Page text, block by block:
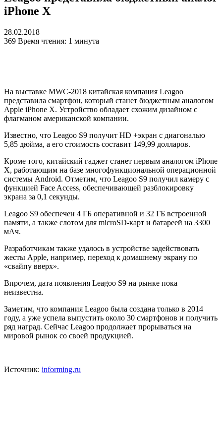
iPhone X
28.02.2018
369 Время чтения: 1 минута
На выставке MWC-2018 китайская компания Leagoo
представила смартфон, который станет бюджетным аналогом
Apple iPhone X. Устройство обладает схожим дизайном с
флагманом американской компании.
Известно, что Leagoo S9 получит HD +экран с диагональю
5,85 дюйма, а его стоимость составит 149,99 долларов.
Кроме того, китайский гаджет станет первым аналогом iPhone
X, работающим на базе многофункциональной операционной
системы Android. Отметим, что Leagoo S9 получил камеру с
функцией Face Access, обеспечивающей разблокировку
экрана за 0,1 секунды.
Leagoo S9 обеспечен 4 ГБ оперативной и 32 ГБ встроенной
памяти, а также слотом для microSD-карт и батареей на 3300
мАч.
Разработчикам также удалось в устройстве задействовать
жесты Apple, например, переход к домашнему экрану по
«свайпу вверх».
Впрочем, дата появления Leagoo S9 на рынке пока
неизвестна.
Заметим, что компания Leagoo была создана только в 2014
году, а уже успела выпустить около 30 смартфонов и получить
ряд наград. Сейчас Leagoo продолжает прорываться на
мировой рынок со своей продукцией.
Источник: informing.ru